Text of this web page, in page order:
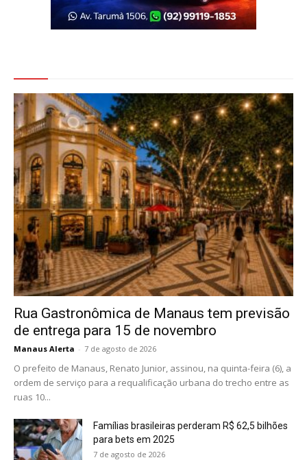
Rua Gastronômica de Manaus tem previsão
de entrega para 15 de novembro
Manaus Alerta - 7 de agosto de 2026
O prefeito de Manaus, Renato Junior, assinou, na quinta-feira (6), a
ordem de serviço para a requalificação urbana do trecho entre as
ruas 10...
Famílias brasileiras perderam R$ 62,5 bilhões
para bets em 2025
7 de agosto de 2026